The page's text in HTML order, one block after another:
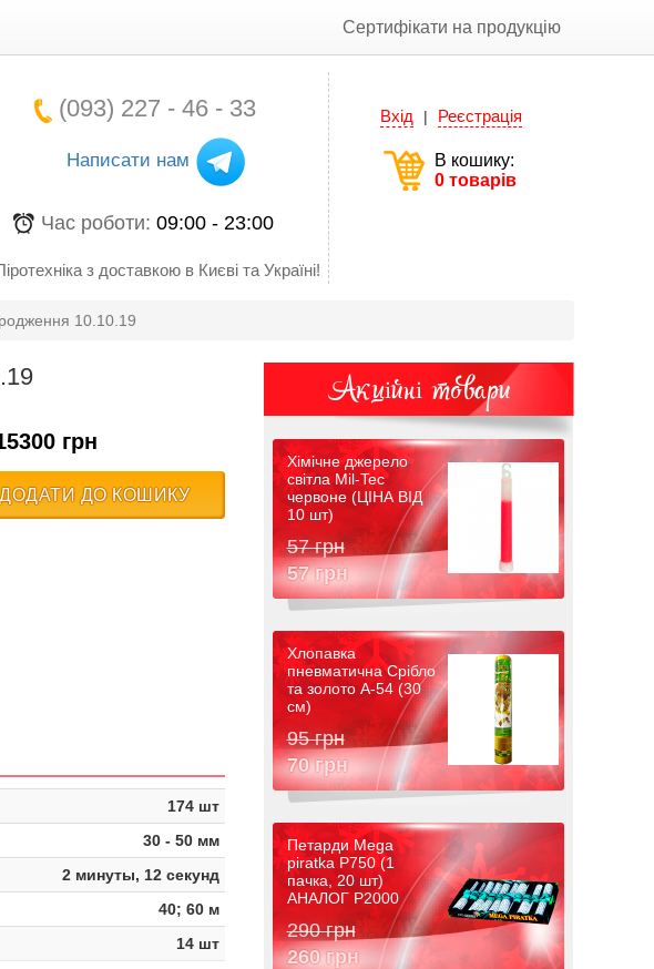
Сертифікати на продукцію
(093) 227 - 46 - 33
Написати нам
Час роботи: 09:00 - 23:00
з доставкою в Києві та Україні!
Вхід | Реєстрація
В кошику:
0 товарів
10.10.19
грн
ДОДАТИ ДО КОШИКУ
174 шт
30 - 50 мм
2 минуты, 12 секунд
40; 60 м
14 шт
Акційні товари
Хімічне джерело
світла Mil-Tec
червоне (ЦІНА ВІД
10 шт)
57 грн
57 грн
Хлопавка
пневматична Срібло
та золото A-54 (30
см)
95 грн
70 грн
Петарди Mega
piratka P750 (1
пачка, 20 шт)
АНАЛОГ P2000
290 грн
260 грн